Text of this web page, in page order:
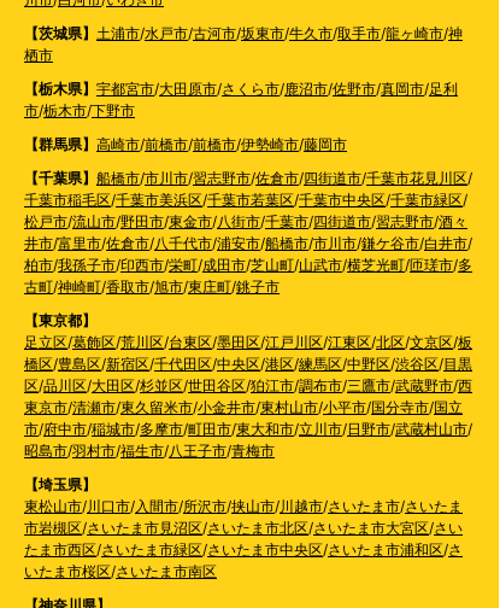
【茨城県】 土浦市/水戸市/古河市/坂東市/牛久市/取手市/龍ヶ崎市/神
栖市
【栃木県】 宇都宮市/大田原市/さくら市/鹿沼市/佐野市/真岡市/足利
市/栃木市/下野市
【群馬県】 高崎市/前橋市/前橋市/伊勢崎市/藤岡市
【千葉県】 船橋市/市川市/習志野市/佐倉市/四街道市/千葉市花見川区/
千葉市稲毛区/千葉市美浜区/千葉市若葉区/千葉市中央区/千葉市緑区/
松戸市/流山市/野田市/東金市/八街市/千葉市/四街道市/習志野市/酒々
井市/富里市/佐倉市/八千代市/浦安市/船橋市/市川市/鎌ケ谷市/白井市/
柏市/我孫子市/印西市/栄町/成田市/芝山町/山武市/横芝光町/匝瑳市/多
古町/神崎町/香取市/旭市/東庄町/銚子市
【東京都】
足立区/葛飾区/荒川区/台東区/墨田区/江戸川区/江東区/北区/文京区/板
橋区/豊島区/新宿区/千代田区/中央区/港区/練馬区/中野区/渋谷区/目黒
区/品川区/大田区/杉並区/世田谷区/狛江市/調布市/三鷹市/武蔵野市/西
東京市/清瀬市/東久留米市/小金井市/東村山市/小平市/国分寺市/国立
市/府中市/稲城市/多摩市/町田市/東大和市/立川市/日野市/武蔵村山市/
昭島市/羽村市/福生市/八王子市/青梅市
【埼玉県】
東松山市/川口市/入間市/所沢市/挟山市/川越市/さいたま市/さいたま
市岩槻区/さいたま市見沼区/さいたま市北区/さいたま市大宮区/さい
たま市西区/さいたま市緑区/さいたま市中央区/さいたま市浦和区/さ
いたま市桜区/さいたま市南区